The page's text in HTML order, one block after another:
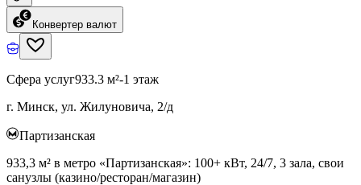
Конвертер валют
Сфера услуг933.3 м²-1 этаж
г. Минск, ул. Жилуновича, 2/д
Партизанская
933,3 м² в метро «Партизанская»: 100+ кВт, 24/7, 3 зала, свои
санузлы (казино/ресторан/магазин)